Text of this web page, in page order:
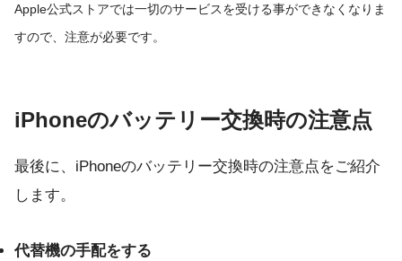
Apple公式ストアでは一切のサービスを受ける事ができなくなりま
すので、注意が必要です。
iPhoneのバッテリー交換時の注意点
最後に、iPhoneのバッテリー交換時の注意点をご紹介
します。
代替機の手配をする